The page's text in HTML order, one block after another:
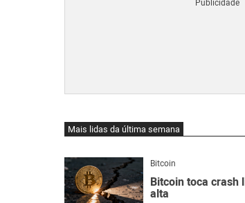
Mais lidas da última semana
Bitcoin
Bitcoin toca crash
alta